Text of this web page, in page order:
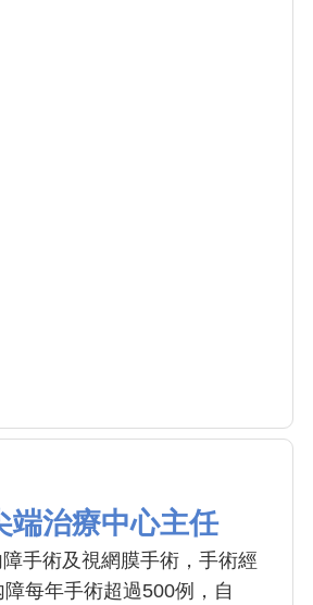
端治療中心主任
手術及視網膜手術，手術經
每年手術超過500例，自